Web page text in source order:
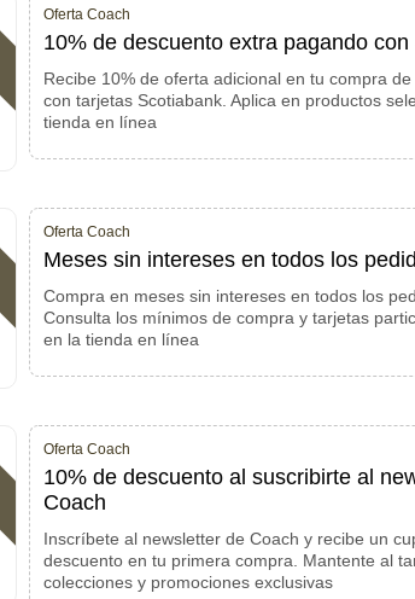
Oferta Coach
10% de descuento extra pagando
Recibe 10% de oferta adicional en tu compra
con tarjetas Scotiabank. Aplica en productos
tienda en línea
Oferta Coach
Meses sin intereses en todos los
Compra en meses sin intereses en todos los
Consulta los mínimos de compra y tarjetas
en la tienda en línea
Oferta Coach
10% de descuento al suscribirte al
Coach
Inscríbete al newsletter de Coach y recibe un
descuento en tu primera compra. Mantente al
colecciones y promociones exclusivas